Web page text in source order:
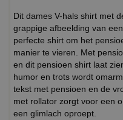
Dit dames V-hals shirt met
grappige afbeelding van
perfecte shirt om het
manier te vieren. Met
en dit pensioen shirt laat
humor en trots wordt
tekst met pensioen en de
met rollator zorgt voor een
een glimlach oproept.